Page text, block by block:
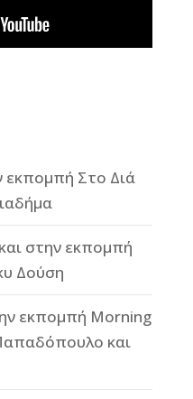
εκπομπή Στο Διά
στην εκπομπή
Δούση
εκπομπή Morning
και